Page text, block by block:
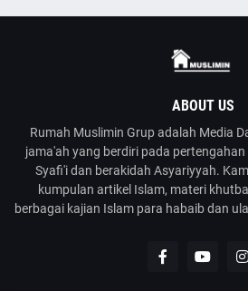
ABOUT US
Rumah Muslimin Grup adalah Media
jama'ah yang berdiri pada
Syafi'i dan berakidah Asyariyyah.
kumpulan artikel Islam, materi
berbagai kajian Islam para habaib dan